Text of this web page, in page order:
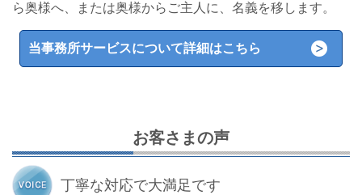
ら奥様へ、または奥様からご主人に、名義を移します。
当事務所サービスについて詳細はこちら
お客さまの声
丁寧な対応で大満足です